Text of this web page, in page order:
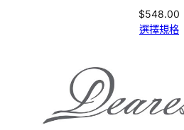
$548.00
選擇規格